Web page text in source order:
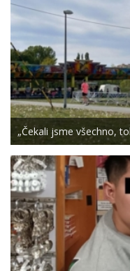
„Čekali jsme všechno,